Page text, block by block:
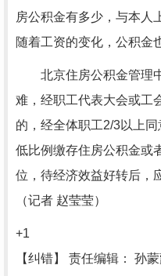
房公积金有多少，与本人
随着工资的变化，公积金
北京住房公积金管理中
难，经职工代表大会或工
的，经全体职工2/3以上
低比例缴存住房公积金或
位，待经济效益好转后，
（记者 赵莹莹）
+1
【纠错】 责任编辑： 孙